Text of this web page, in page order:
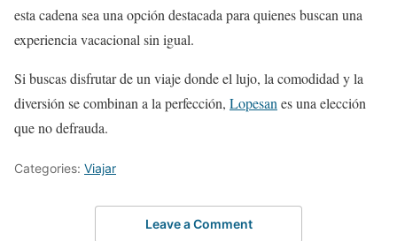
esta cadena sea una opción destacada para quienes buscan una
experiencia vacacional sin igual.
Si buscas disfrutar de un viaje donde el lujo, la comodidad y la
diversión se combinan a la perfección, Lopesanes una elección
que no defrauda.
Categories: Viajar
Leave a Comment